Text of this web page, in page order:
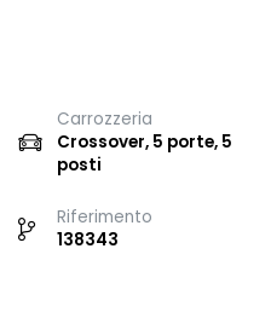
Carrozzeria
Crossover, 5 porte, 5
posti
Riferimento
138343